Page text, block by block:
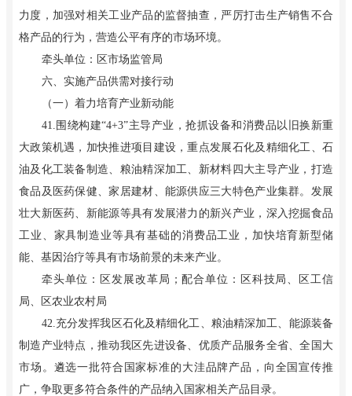
力度，加强对相关工业产品的监督抽查，严厉打击生产销售不合
格产品的行为，营造公平有序的市场环境。
牵头单位：区市场监管局
六、实施产品供需对接行动
（一）着力培育产业新动能
41.围绕构建“4+3”主导产业，抢抓设备和消费品以旧换新重
大政策机遇，加快推进项目建设，重点发展石化及精细化工、石
油及化工装备制造、粮油精深加工、新材料四大主导产业，打造
食品及医药保健、家居建材、能源供应三大特色产业集群。发展
壮大新医药、新能源等具有发展潜力的新兴产业，深入挖掘食品
工业、家具制造业等具有基础的消费品工业，加快培育新型储
能、基因治疗等具有市场前景的未来产业。
牵头单位：区发展改革局；配合单位：区科技局、区工信
局、区农业农村局
42.充分发挥我区石化及精细化工、粮油精深加工、能源装备
制造产业特点，推动我区先进设备、优质产品服务全省、全国大
市场。遴选一批符合国家标准的大洼品牌产品，向全国宣传推
广，争取更多符合条件的产品纳入国家相关产品目录。